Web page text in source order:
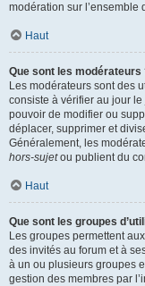
modération sur l’ensemble
Haut
Que sont les modérateurs
Les modérateurs sont des
consiste à vérifier au jour
pouvoir de modifier ou
déplacer, supprimer et
Généralement, les
hors-sujetou publient du
Haut
Que sont les groupes
Les groupes permettent
des invités au forum et à
à un ou plusieurs groupes
gestion des membres par